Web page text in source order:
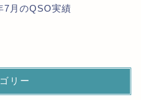
7月のQSO実績
リー